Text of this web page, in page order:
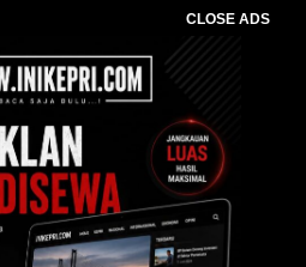
CLOSE ADS